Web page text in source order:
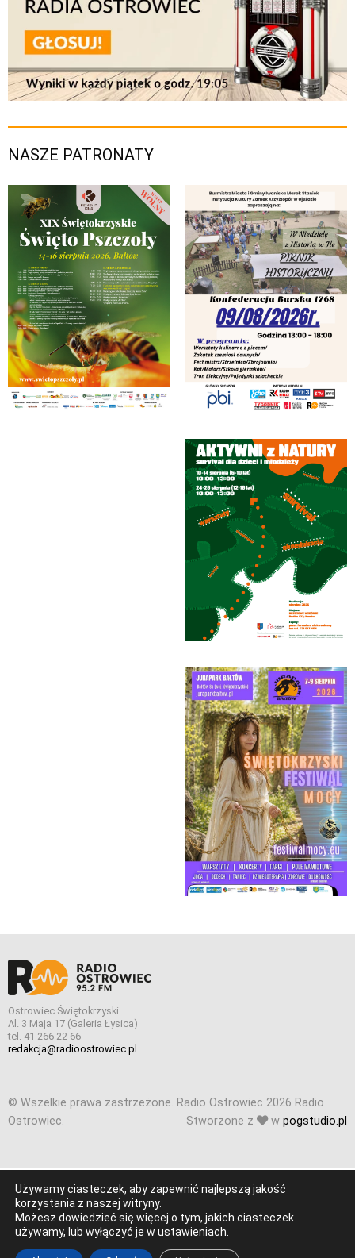
NASZE PATRONATY
Ostrowiec Świętokrzyski
Al. 3 Maja 17 (Galeria Łysica)
tel. 41 266 22 66
redakcja@radioostrowiec.pl
© Wszelkie prawa zastrzeżone. Radio Ostrowiec 2026 Radio
Ostrowiec.
Stworzone z w pogstudio.pl
Używamy ciasteczek, aby zapewnić najlepszą jakość
korzystania z naszej witryny.
Możesz dowiedzieć się więcej o tym, jakich ciasteczek
używamy, lub wyłączyć je w ustawieniach